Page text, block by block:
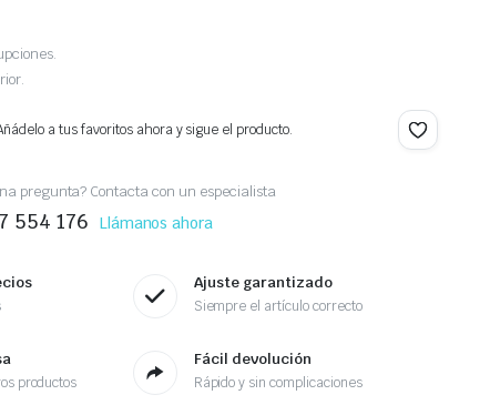
a tus favoritos ahora y sigue el producto.
pregunta? Contacta con un especialista
554 176 Llámanos ahora
Ajuste garantizado
Siempre el artículo correcto
productos
Fácil devolución
Rápido y sin complicaciones